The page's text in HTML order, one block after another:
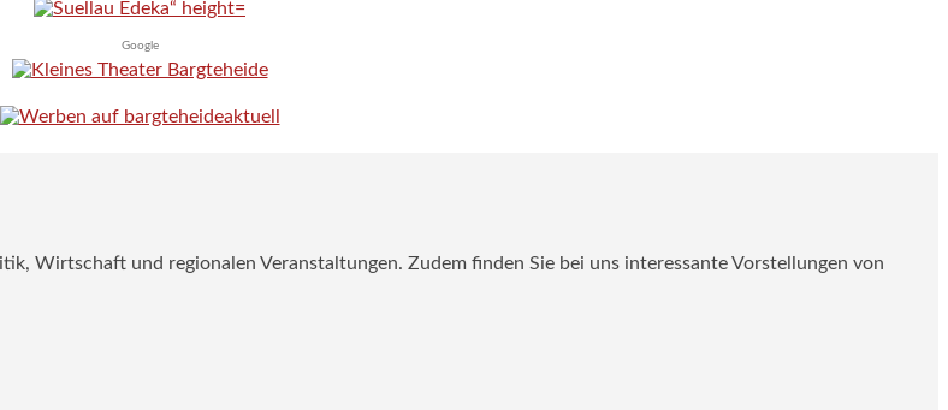
Google
Wirtschaft und regionalen Veranstaltungen. Zudem finden Sie bei uns interessante Vorstellungen von